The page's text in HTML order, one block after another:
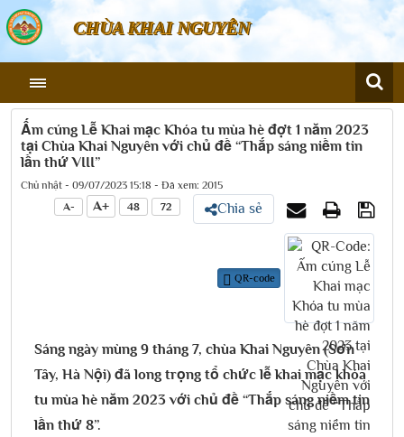
CHÙA KHAI NGUYÊN
Ấm cúng Lễ Khai mạc Khóa tu mùa hè đợt 1 năm 2023
tại Chùa Khai Nguyên với chủ đề “Thắp sáng niềm tin
lần thứ VIII”
Chủ nhật - 09/07/2023 15:18 - Đã xem: 2015
A-
A+ 48 72 Chia sẻ
QR-code
Sáng ngày mùng 9 tháng 7, chùa Khai Nguyên (Sơn
Tây, Hà Nội) đã long trọng tổ chức lễ khai mạc khóa
tu mùa hè năm 2023 với chủ đề “Thắp sáng niềm tin
lần thứ 8”.